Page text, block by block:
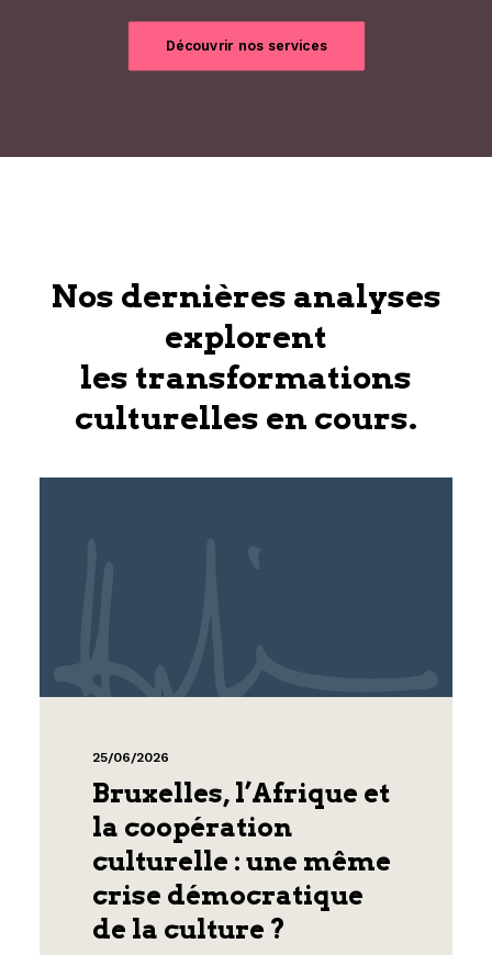
Découvrir nos services
Nos dernières analyses
explorent
les transformations
culturelles en cours.
25/06/2026
Bruxelles, l’Afrique et
la coopération
culturelle : une même
crise démocratique
de la culture ?